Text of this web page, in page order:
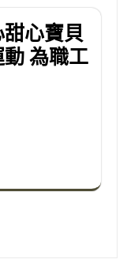
心寶貝
為職工